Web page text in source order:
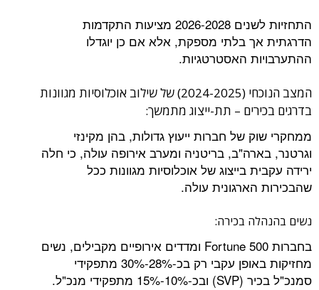
התחזיות לשנים 2026-2028 מציעות התקדמות
הדרגתית אך בלתי מספקת, אלא אם כן יוגדלו
ההתערבויות האסטרטגיות.
המצב הנוכחי (2024-2025) של שילוב אוכלוסיות מגוונות
בדרגים בכירים – תת-ייצוג מתמשך:
ממחקרי שוק של חברות ייעוץ גדולות, בהן מקינזי
וגרטנר, בארה"ב, בריטניה ומערב אירופה עולה, כי חלה
ירידה עקבית בייצוג של אוכלוסיות מגוונות ככל
שהבכירות הארגונית עולה.
נשים בהנהלה בכירה:
בחברות Fortune 500 ומדדים אירופיים מקבילים, נשים
מחזיקות באופן עקבי רק בכ-28%-30% מתפקידי
סמנכ"ל בכיר (SVP) ובכ-10%-15% מתפקידי מנכ"ל.